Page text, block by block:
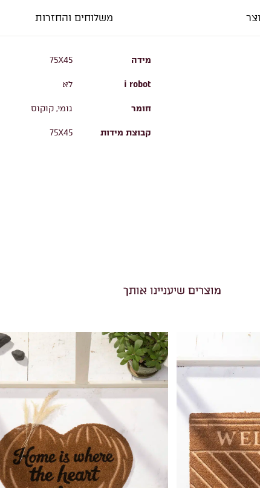
משלוחים והחזרות
מידה 75X45
i robot לא
חומר גומי, קוקוס
קבוצת מידות 75X45
מוצרים שיעניינו אותך